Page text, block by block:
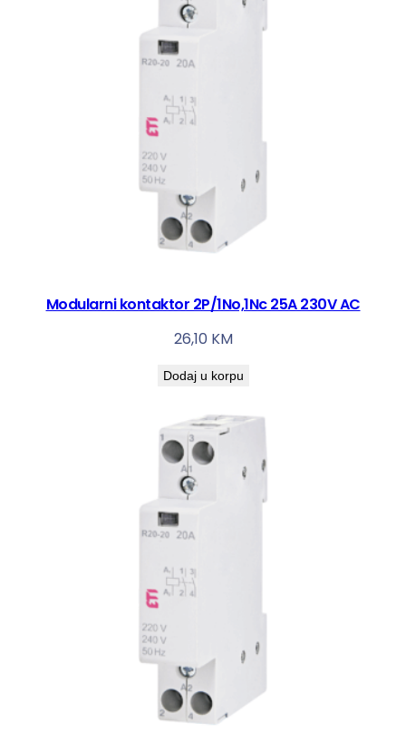
Modularni kontaktor 2P/1No,1Nc 25A 230V AC
26,10 KM
Dodaj u korpu